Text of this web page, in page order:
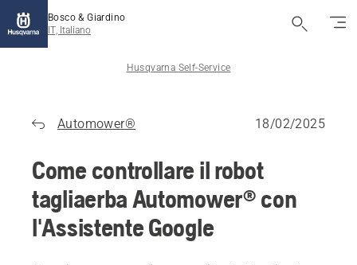
Bosco & Giardino
IT, Italiano
Husqvarna Self-Service
Automower® 18/02/2025
Come controllare il robot
tagliaerba Automower® con
l'Assistente Google